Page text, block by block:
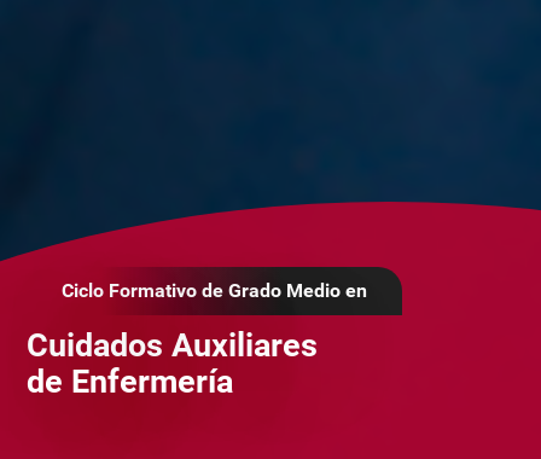
Ciclo Formativo de Grado Medio en
Cuidados Auxiliares
de Enfermería